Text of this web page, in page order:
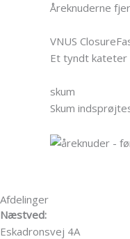
Åreknuderne
VNUS
Et tyndt kateter
skum
Skum
Afdelinger
Næstved:
Eskadronsvej 4A